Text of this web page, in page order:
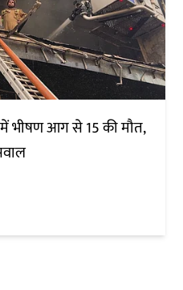
भीषण आग से 15 की मौत,